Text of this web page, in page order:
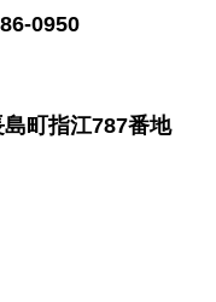
0950
町指江787番地